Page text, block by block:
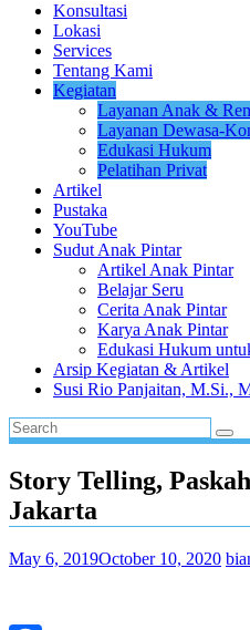
Konsultasi
Lokasi
Services
Tentang Kami
Kegiatan
Layanan Anak &
Layanan Dewasa-
Edukasi Hukum
Pelatihan Privat
Artikel
Pustaka
YouTube
Sudut Anak Pintar
Artikel Anak Pintar
Belajar Seru
Cerita Anak Pintar
Karya Anak Pintar
Edukasi Hukum
Arsip Kegiatan & Artikel
Susi Rio Panjaitan, M.Si.,
Story Telling,
Jakarta
May 6, 2019October 10, 2020